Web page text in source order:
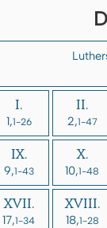
I.
1,1-26
II.
2,1-47
IX.
9,1-43
X.
10,1-48
XVII.
17,1-34
XVIII.
18,1-28